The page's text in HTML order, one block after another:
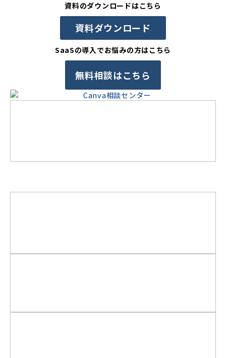
資料のダウンロードはこちら
資料ダウンロード
SaaSの導入でお悩みの方はこちら
無料相談はこちら